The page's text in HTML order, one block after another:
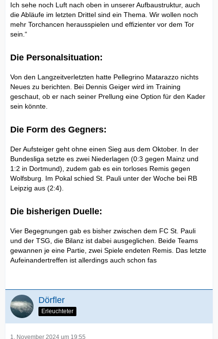
Ich sehe noch Luft nach oben in unserer Aufbaustruktur, auch
die Abläufe im letzten Drittel sind ein Thema. Wir wollen noch
mehr Torchancen herausspielen und effizienter vor dem Tor
sein.“
Die Personalsituation:
Von den Langzeitverletzten hatte Pellegrino Matarazzo nichts
Neues zu berichten. Bei Dennis Geiger wird im Training
geschaut, ob er nach seiner Prellung eine Option für den Kader
sein könnte.
Die Form des Gegners:
Der Aufsteiger geht ohne einen Sieg aus dem Oktober. In der
Bundesliga setzte es zwei Niederlagen (0:3 gegen Mainz und
1:2 in Dortmund), zudem gab es ein torloses Remis gegen
Wolfsburg. Im Pokal schied St. Pauli unter der Woche bei RB
Leipzig aus (2:4).
Die bisherigen Duelle:
Vier Begegnungen gab es bisher zwischen dem FC St. Pauli
und der TSG, die Bilanz ist dabei ausgeglichen. Beide Teams
gewannen je eine Partie, zwei Spiele endeten Remis. Das letzte
Aufeinandertreffen ist allerdings auch schon fas
Dörfler
Erleuchteter
1. November 2024 um 19:55